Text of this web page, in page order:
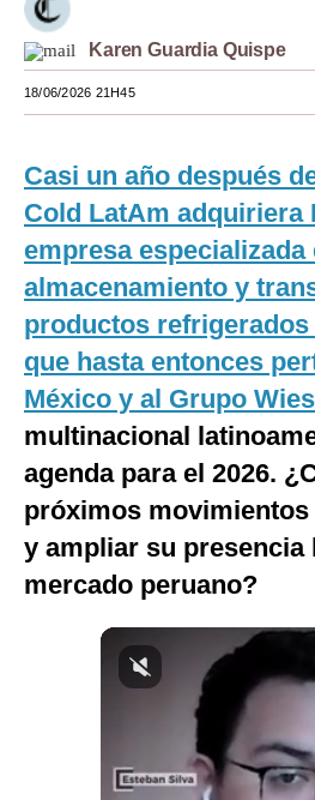
México
España
Internacional
Tecnología
Club del Suscriptor
Mix
G de Gestión
Notas Contratadas
Podcast
Videos
Fotogalerías
Condiciones
Karen Guardia Quispe
18/06/2026 21H45
Casi un año después
Cold LatAm
empresa especializada
almacenamiento y
productos
que hasta entonces
México y al Grupo
multinacional
agenda para el 2026.
próximos
y ampliar su presencia
mercado peruano?